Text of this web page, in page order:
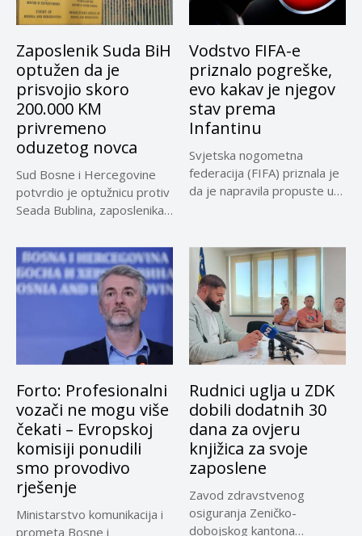
Zaposlenik Suda BiH
optužen da je
prisvojio skoro
200.000 KM
privremeno
oduzetog novca
Sud Bosne i Hercegovine
potvrdio je optužnicu protiv
Seada Bublina, zaposlenika
Vodstvo FIFA-e
priznalo pogreške,
evo kakav je njegov
stav prema
Infantinu
Svjetska nogometna
federacija (FIFA) priznala je
da je napravila propuste u
Forto: Profesionalni
vozači ne mogu više
čekati – Evropskoj
komisiji ponudili
smo provodivo
rješenje
Ministarstvo komunikacija i
prometa Bosne i
Rudnici uglja u ZDK
dobili dodatnih 30
dana za ovjeru
knjižica za svoje
zaposlene
Zavod zdravstvenog
osiguranja Zeničko-
dobojskog kantona